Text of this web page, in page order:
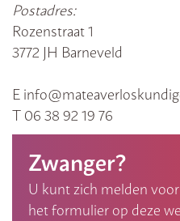
Postadres:
Rozenstraat 1
3772 JH Barneveld
E
T 06 38 92 19 76
Zwanger?
U kunt zich melden
het formulier op deze